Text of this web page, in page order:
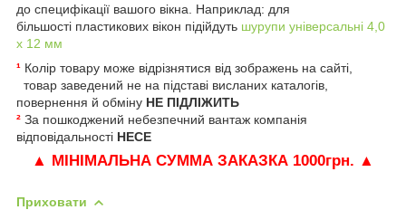
до специфікації вашого вікна. Наприклад: для
більшості пластикових вікон підійдуть шурупи універсальні 4,0
х 12 мм
¹ Колір товару може відрізнятися від зображень на сайті,
товар заведений не на підставі висланих каталогів,
повернення й обміну НЕ ПІДЛІЖИТЬ
² За пошкоджений небезпечний вантаж компанія
відповідальності НЕСЕ
▲ МІНІМАЛЬНА СУММА ЗАКАЗКА 1000грн. ▲
Приховати